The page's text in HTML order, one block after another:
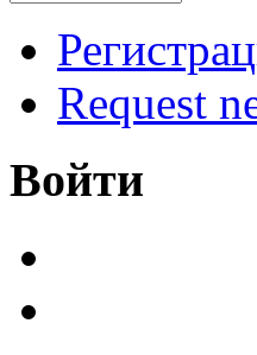
Request
Войти